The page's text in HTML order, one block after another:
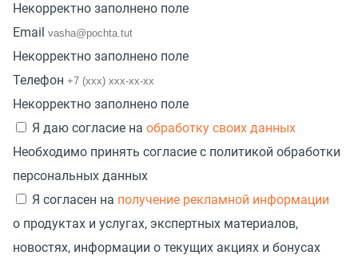
Некорректно заполнено поле
Email
Некорректно заполнено поле
Телефон
Некорректно заполнено поле
Я даю согласие на обработку своих данных
Необходимо принять согласие с политикой обработки
персональных данных
Я согласен на получение рекламной информации
о продуктах и услугах, экспертных материалов,
новостях, информации о текущих акциях и бонусах